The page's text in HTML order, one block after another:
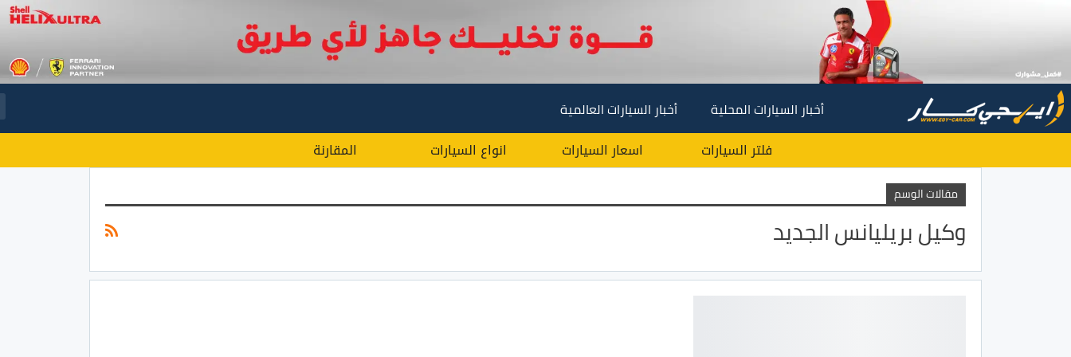
أخبار السيارات المحلية أخبار السيارات العالمية
فلتر السيارات اسعار السيارات انواع السيارات المقارنة
مقالات الوسم
وكيل بريليانس الجديد